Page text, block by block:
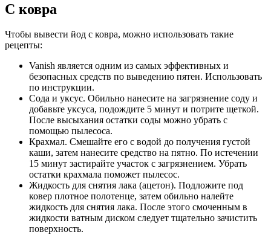
С ковра
Чтобы вывести йод с ковра, можно использовать такие
рецепты:
Vanish является одним из самых эффективных и
безопасных средств по выведению пятен. Использовать
по инструкции.
Сода и уксус. Обильно нанесите на загрязнение соду и
добавьте уксуса, подождите 5 минут и потрите щеткой.
После высыхания остатки соды можно убрать с
помощью пылесоса.
Крахмал. Смешайте его с водой до получения густой
каши, затем нанесите средство на пятно. По истечении
15 минут застирайте участок с загрязнением. Убрать
остатки крахмала поможет пылесос.
Жидкость для снятия лака (ацетон). Подложите под
ковер плотное полотенце, затем обильно налейте
жидкость для снятия лака. После этого смоченным в
жидкости ватным диском следует тщательно зачистить
поверхность.